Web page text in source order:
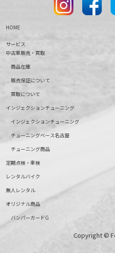
HOME
サービス
中古車販売・買取
商品在庫
販売保証について
買取について
インジェクションチューニング
インジェクションチューニング
チューニングベース名古屋
チューニング商品
定期点検・車検
レンタルバイク
無人レンタル
オリジナル商品
バンパーガードG
Copyright ©